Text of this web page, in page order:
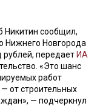
Никитин сообщил,
Нижнего Новгорода
рублей, передает ИА
«Это шанс
работ
от строительных
— подчеркнул